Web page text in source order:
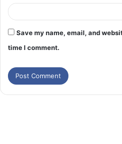
Save my name, email, and
time I comment.